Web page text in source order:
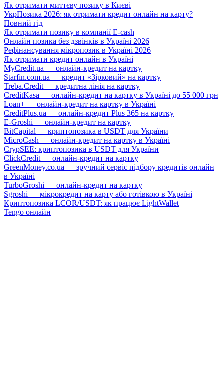
Як отримати миттєву позику в Києві
УкрПозика 2026: як отримати кредит онлайн на карту?
Повний гід
Як отримати позику в компанії E-cash
Онлайн позика без дзвінків в Україні 2026
Рефінансування мікропозик в Україні 2026
Як отримати кредит онлайн в Україні
MyCredit.ua — онлайн-кредит на картку
Starfin.com.ua — кредит «Зірковий» на картку
Treba.Credit — кредитна лінія на картку
CreditKasa — онлайн-кредит на картку в Україні до 55 000 грн
Loan+ — онлайн-кредит на картку в Україні
CreditPlus.ua — онлайн-кредит Plus 365 на картку
E-Groshi — онлайн-кредит на картку
BitCapital — криптопозика в USDT для України
MicroCash — онлайн-кредит на картку в Україні
CrypSEE: криптопозика в USDT для України
ClickCredit — онлайн-кредит на картку
GreenMoney.co.ua — зручний сервіс підбору кредитів онлайн
в Україні
TurboGroshi — онлайн-кредит на картку
Sgroshi — мікрокредит на карту або готівкою в Україні
Криптопозика LCOR/USDT: як працює LightWallet
Tengo онлайн